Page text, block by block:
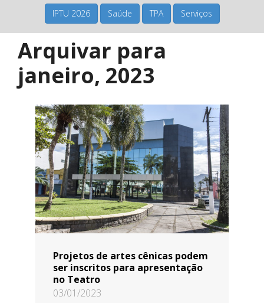
IPTU 2026 Saúde TPA Serviços
Arquivar para
janeiro, 2023
Projetos de artes cênicas podem
ser inscritos para apresentação
no Teatro
03/01/2023